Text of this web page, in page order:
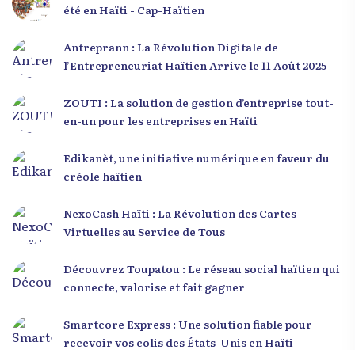
été en Haïti - Cap-Haïtien
Antreprann : La Révolution Digitale de
l’Entrepreneuriat Haïtien Arrive le 11 Août 2025
ZOUTI : La solution de gestion d’entreprise tout-
en-un pour les entreprises en Haïti
Edikanèt, une initiative numérique en faveur du
créole haïtien
NexoCash Haïti : La Révolution des Cartes
Virtuelles au Service de Tous
Découvrez Toupatou : Le réseau social haïtien qui
connecte, valorise et fait gagner
Smartcore Express : Une solution fiable pour
recevoir vos colis des États-Unis en Haïti